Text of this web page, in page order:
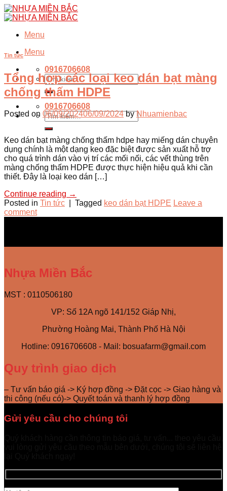
Skip
to
Menu
Menu
0916706608
Tìm
kiếm:
0916706608
Tìm
kiếm:
Tin tức
Tổng hợp các loại keo dán bạt màng
chống thấm HDPE
Posted on 06/09/202406/09/2024 byNhuamienbac
Keo dán bạt màng chống thấm hdpe hay miếng dán chuyên
dụng chính là một dạng keo đặc biệt được sản xuất hỗ trợ
cho quá trình dán vào vị trí các mối nối, các vết thùng trên
màng chống thấm HDPE được thực hiện hiệu quả khi cần
thiết. Đây là loại keo dán […]
Continue reading →
Posted in Tin tức Tagged keo dán bạt HDPE Leave a
comment
Nhựa Miền Bắc
MST : 0110506180
VP: Số 12A ngõ 141/152 Giáp Nhị,
Phường Hoàng Mai, Thành Phố Hà Nội
Hotline: 0916706608 - Mail: bosuafarm@gmail.com
Quy trình giao dịch
– Tư vấn báo giá -> Ký hợp đồng -> Đặt cọc -> Giao hàng và
thi công (nếu có)-> Quyết toán và thanh lý hợp đồng
Gửi yêu cầu cho chúng tôi